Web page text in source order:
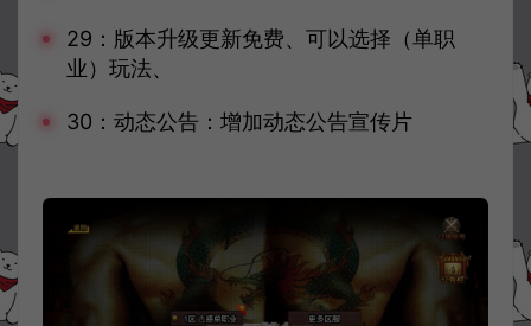
29：版本升级更新免费、可以选择（单职
业）玩法、
30：动态公告：增加动态公告宣传片